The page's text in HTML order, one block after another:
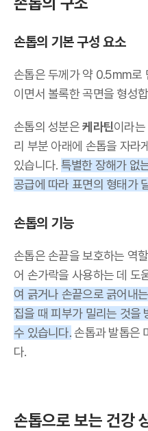
손톱의 기본 구성 요소
손톱은 두께가 약 0.5mm로
이면서 볼록한 곡면을 형성
손톱의 성분은케라틴이라
리 부분 아래에 손톱을 자라
있습니다. 특별한 장해가 없
공급에 따라 표면의 형태가
손톱의 기능
손톱은 손끝을 보호하는 역
어 손가락을 사용하는 데 도
여 긁거나 손끝으로 긁어내
집을 때 피부가 밀리는 것을
수 있습니다.손톱과 발톱은
다.
손톱으로 보는 건강